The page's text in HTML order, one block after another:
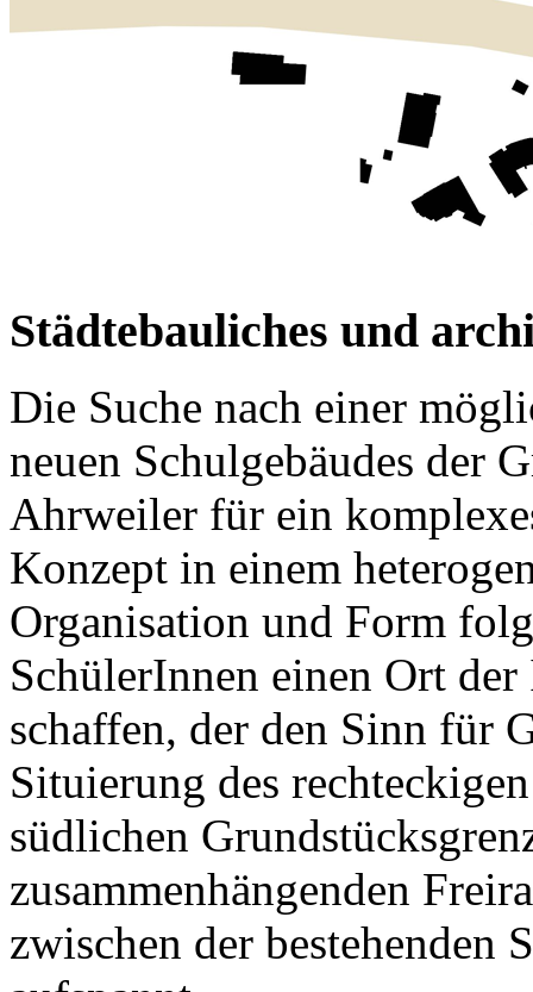
Städtebauliches und
Die Suche nach einer
neuen Schulgebäudes der
Ahrweiler für ein
Konzept in einem
Organisation und Form
SchülerInnen einen Ort
schaffen, der den Sinn für
Situierung des
südlichen
zusammenhängenden
zwischen der bestehenden